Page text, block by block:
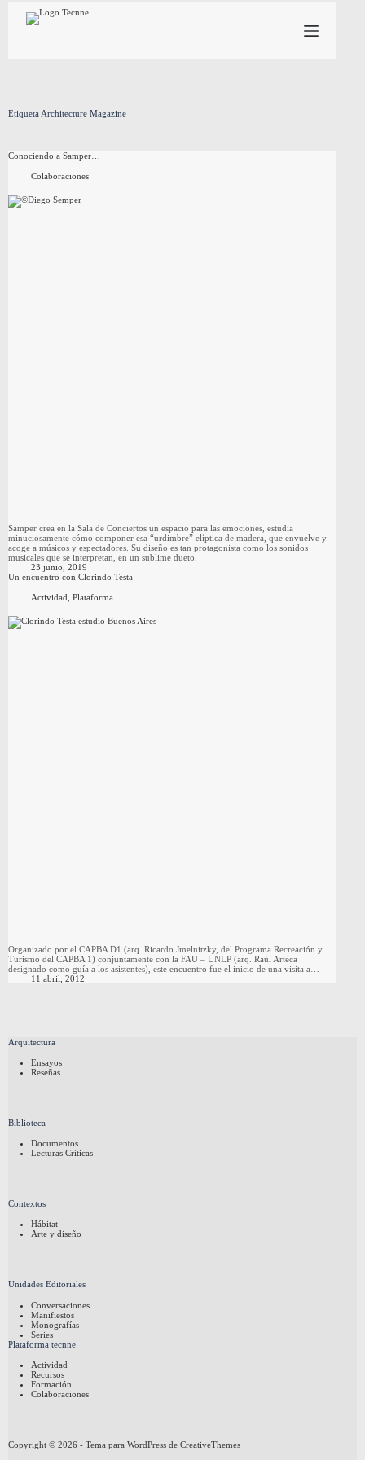
contenido
Etiqueta Architecture Magazine
Conociendo a Samper…
Colaboraciones
Samper crea en la Sala de Conciertos un espacio para las emociones, estudia
minuciosamente cómo componer esa “urdimbre” elíptica de madera, que envuelve y
acoge a músicos y espectadores. Su diseño es tan protagonista como los sonidos
musicales que se interpretan, en un sublime dueto.
23 junio, 2019
Un encuentro con Clorindo Testa
Actividad Plataforma
Organizado por el CAPBA D1 (arq. Ricardo Jmelnitzky, del Programa Recreación y
Turismo del CAPBA 1) conjuntamente con la FAU – UNLP (arq. Raúl Arteca
designado como guía a los asistentes), este encuentro fue el inicio de una visita a…
11 abril, 2012
Arquitectura
Ensayos
Reseñas
Biblioteca
Documentos
Lecturas Críticas
Contextos
Hábitat
Arte y diseño
Unidades Editoriales
Conversaciones
Manifiestos
Monografías
Series
Plataforma tecnne
Actividad
Recursos
Formación
Colaboraciones
Copyright © 2026 - Tema para WordPress de CreativeThemes